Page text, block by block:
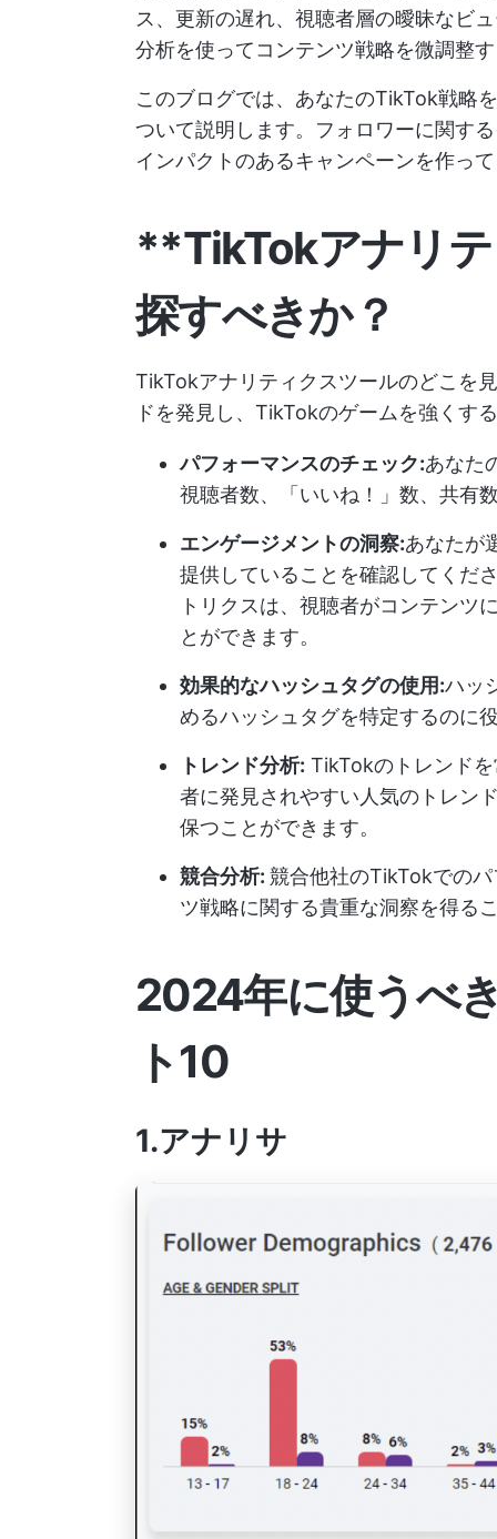
ス、更新の遅れ、視聴者層の曖昧なビ
分析を使ってコンテンツ戦略を微調整
このブログでは、あなたのTikTok戦略
ついて説明します。フォロワーに関す
インパクトのあるキャンペーンを作っ
**TikTokアナリ
探すべきか？
TikTokアナリティクスツールのどこを
ドを発見し、TikTokのゲームを強くす
パフォーマンスのチェック:あなた
視聴者数、「いいね！」数、共有
エンゲージメントの洞察:あなたが
提供していることを確認してくだ
トリクスは、視聴者がコンテンツ
とができます。
効果的なハッシュタグの使用:ハッ
めるハッシュタグを特定するのに
トレンド分析: TikTokのトレンド
者に発見されやすい人気のトレン
保つことができます。
競合分析: 競合他社のTikTokでの
ツ戦略に関する貴重な洞察を得る
2024年に使うべ
ト10
1.アナリサ